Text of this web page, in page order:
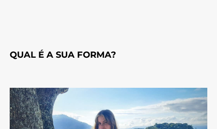
QUAL É A SUA FORMA?